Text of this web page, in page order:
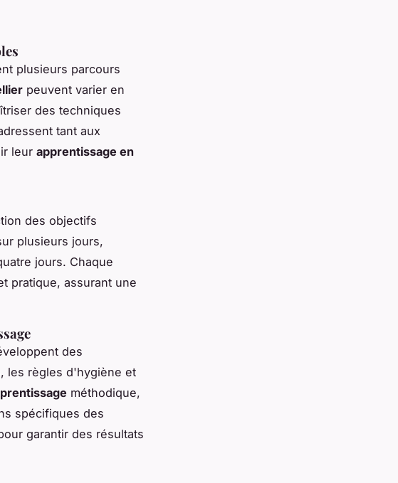
plusieurs parcours
peuvent varier en
des techniques
tant aux
leur apprentissage en
des objectifs
plusieurs jours,
jours. Chaque
pratique, assurant une
des
les règles d'hygiène et
méthodique,
spécifiques des
garantir des résultats